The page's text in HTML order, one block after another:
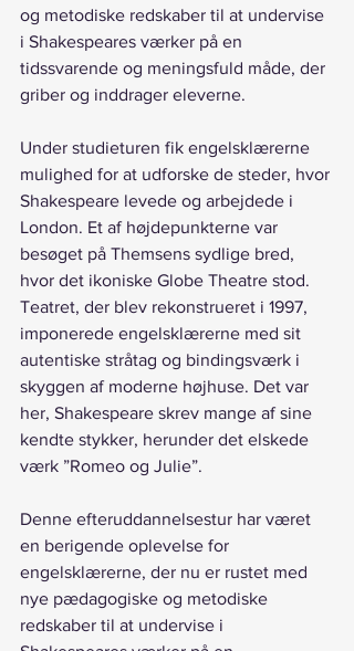
og metodiske redskaber til at undervise
i Shakespeares værker på en
tidssvarende og meningsfuld måde, der
griber og inddrager eleverne.
Under studieturen fik engelsklærerne
mulighed for at udforske de steder, hvor
Shakespeare levede og arbejdede i
London. Et af højdepunkterne var
besøget på Themsens sydlige bred,
hvor det ikoniske Globe Theatre stod.
Teatret, der blev rekonstrueret i 1997,
imponerede engelsklærerne med sit
autentiske stråtag og bindingsværk i
skyggen af moderne højhuse. Det var
her, Shakespeare skrev mange af sine
kendte stykker, herunder det elskede
værk ”Romeo og Julie”.
Denne efteruddannelsestur har været
en berigende oplevelse for
engelsklærerne, der nu er rustet med
nye pædagogiske og metodiske
redskaber til at undervise i